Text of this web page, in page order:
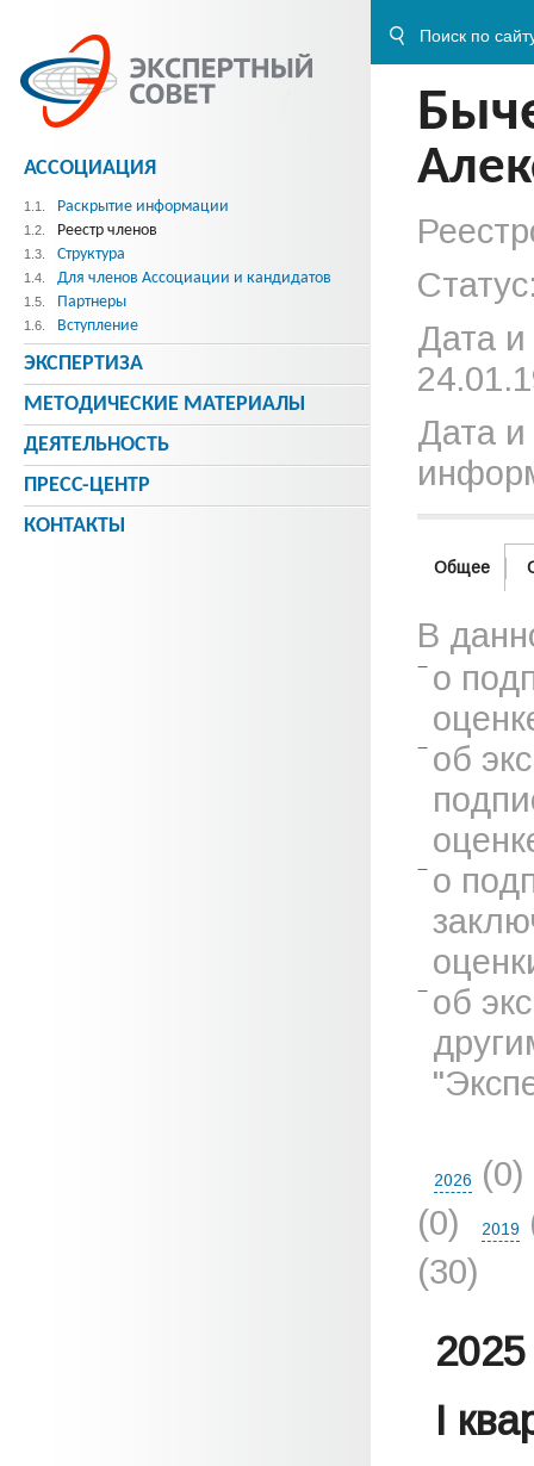
Дата
Дата и
Общее
В
о
об
о
об
2026
(0)
(0)
2019
(30)
2025
I
АССОЦИАЦИЯ
1.1. Раскрытие информации
1.2. Реестр членов
1.3. Структура
1.4. Для членов Ассоциации и кандидатов
1.5. Партнеры
1.6. Вступление
ЭКСПЕРТИЗА
МЕТОДИЧЕСКИE МАТЕРИАЛЫ
ДЕЯТЕЛЬНОСТЬ
ПРЕСС-ЦЕНТР
КОНТАКТЫ